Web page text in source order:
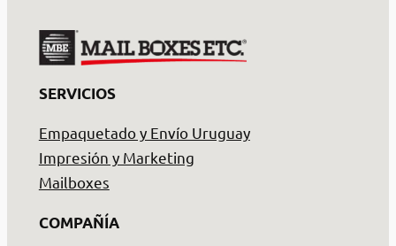
SERVICIOS
Empaquetado y Envío Uruguay
Impresión y Marketing
Mailboxes
COMPAÑÍA